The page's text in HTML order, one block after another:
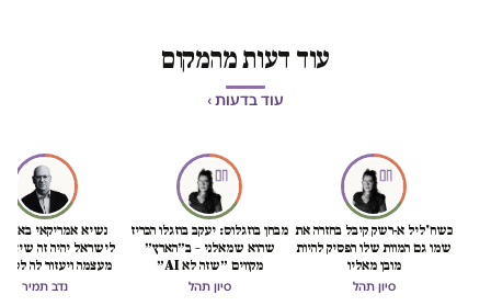
עוד דעות מהמקום
עוד בדעות ›
כשח'ליל א-רשק קיבל בחזרה את
שמו גם המוות שלו הפסיק להיות
מובן מאליו
סיון תהל
מבחן בוזגלוס: יעקב בוזגלו הכריז
שהוא שמאלני – ב״הארץ״
מקווים ״שזה לא AI״
סיון תהל
נשיא אמריקאי באמת
לישראל יהיה זה
מעצמה ויעזור לה
הכיבוש
נדב תמיר